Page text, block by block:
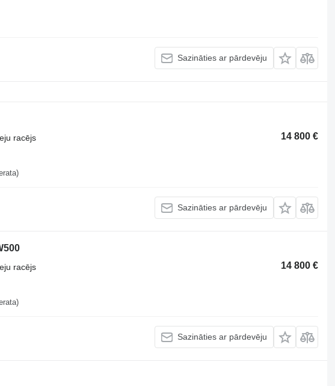
Sazināties ar pārdevēju
14 800 €
racējs
Sazināties ar pārdevēju
14 800 €
racējs
Sazināties ar pārdevēju